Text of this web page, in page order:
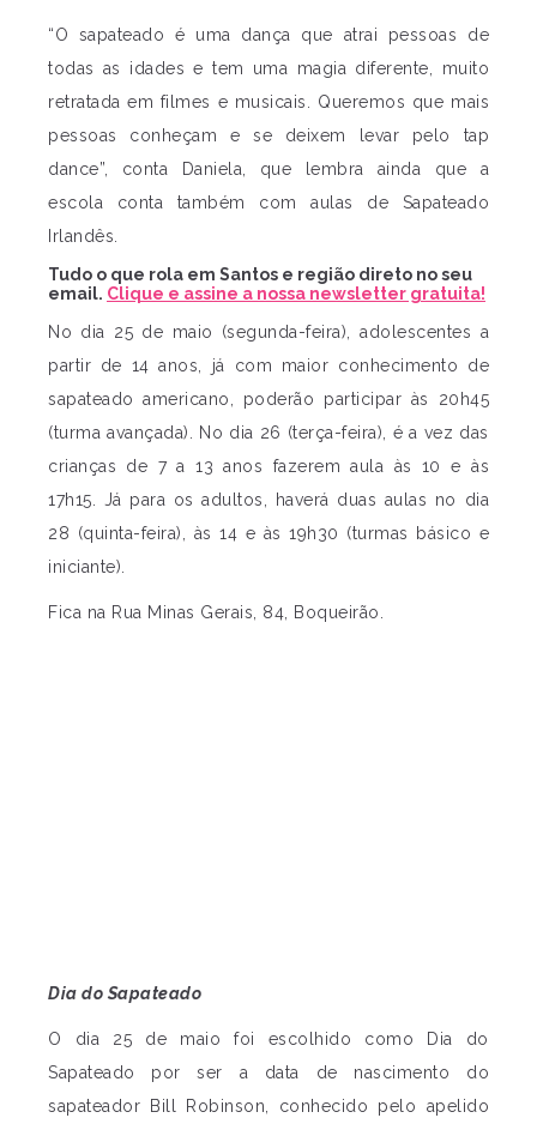
“O sapateado é uma dança que atrai pessoas de
todas as idades e tem uma magia diferente, muito
retratada em filmes e musicais. Queremos que mais
pessoas conheçam e se deixem levar pelo tap
dance”, conta Daniela, que lembra ainda que a
escola conta também com aulas de Sapateado
Irlandês.
Tudo o que rola em Santos e região direto no seu
email. Clique e assine a nossa newsletter gratuita!
No dia 25 de maio (segunda-feira), adolescentes a
partir de 14 anos, já com maior conhecimento de
sapateado americano, poderão participar às 20h45
(turma avançada). No dia 26 (terça-feira), é a vez das
crianças de 7 a 13 anos fazerem aula às 10 e às
17h15. Já para os adultos, haverá duas aulas no dia
28 (quinta-feira), às 14 e às 19h30 (turmas básico e
iniciante).
Fica na Rua Minas Gerais, 84, Boqueirão.
Dia do Sapateado
O dia 25 de maio foi escolhido como Dia do
Sapateado por ser a data de nascimento do
sapateador Bill Robinson, conhecido pelo apelido